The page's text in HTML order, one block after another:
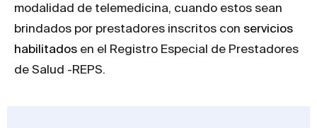
modalidad de telemedicina, cuando estos sean
brindados por prestadores inscritos con servicios
habilitados en el Registro Especial de Prestadores
de Salud -REPS.